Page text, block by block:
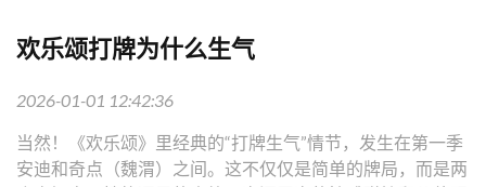
欢乐颂打牌为什么生气
2026-01-01 12:42:36
当然！《欢乐颂》里经典的“打牌生气”情节，发生在第一季
安迪和奇点（魏渭）之间。这不仅仅是简单的牌局，而是两